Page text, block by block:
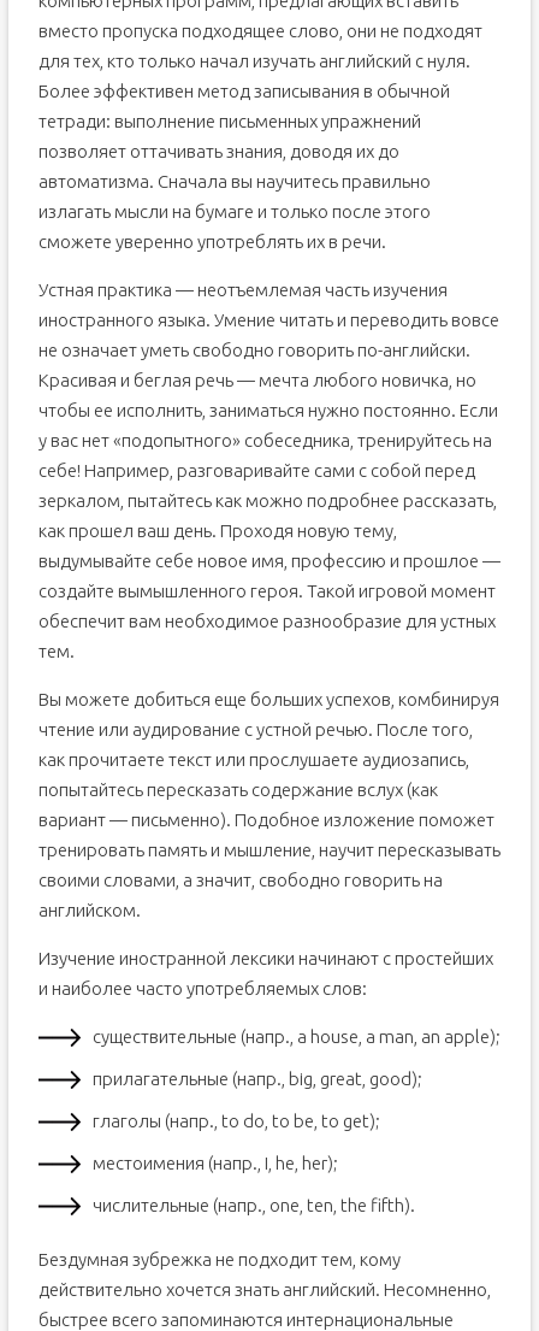
вместо пропуска подходящее слово, они не подходят
для тех, кто только начал изучать английский с нуля.
Более эффективен метод записывания в обычной
тетради: выполнение письменных упражнений
позволяет оттачивать знания, доводя их до
автоматизма. Сначала вы научитесь правильно
излагать мысли на бумаге и только после этого
сможете уверенно употреблять их в речи.
Устная практика — неотъемлемая часть изучения
иностранного языка. Умение читать и переводить вовсе
не означает уметь свободно говорить по-английски.
Красивая и беглая речь — мечта любого новичка, но
чтобы ее исполнить, заниматься нужно постоянно. Если
у вас нет «подопытного» собеседника, тренируйтесь на
себе! Например, разговаривайте сами с собой перед
зеркалом, пытайтесь как можно подробнее рассказать,
как прошел ваш день. Проходя новую тему,
выдумывайте себе новое имя, профессию и прошлое —
создайте вымышленного героя. Такой игровой момент
обеспечит вам необходимое разнообразие для устных
тем.
Вы можете добиться еще больших успехов, комбинируя
чтение или аудирование с устной речью. После того,
как прочитаете текст или прослушаете аудиозапись,
попытайтесь пересказать содержание вслух (как
вариант — письменно). Подобное изложение поможет
тренировать память и мышление, научит пересказывать
своими словами, а значит, свободно говорить на
английском.
Изучение иностранной лексики начинают с простейших
и наиболее часто употребляемых слов:
существительные (напр., a house, a man, an apple);
прилагательные (напр., big, great, good);
глаголы (напр., to do, to be, to get);
местоимения (напр., I, he, her);
числительные (напр., one, ten, the fifth).
Бездумная зубрежка не подходит тем, кому
действительно хочется знать английский. Несомненно,
быстрее всего запоминаются интернациональные